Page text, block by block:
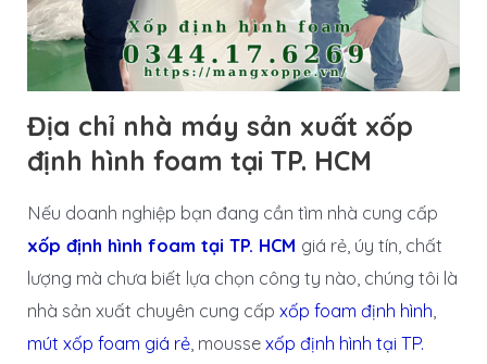
Địa chỉ nhà máy sản xuất xốp
định hình foam tại TP. HCM
Nếu doanh nghiệp bạn đang cần tìm nhà cung cấp
xốp định hình foam tại TP. HCM giá rẻ, úy tín, chất
lượng mà chưa biết lựa chọn công ty nào, chúng tôi là
nhà sản xuất chuyên cung cấp xốp foam định hình,
mút xốp foam giá rẻ, moussexốp định hình tại TP.